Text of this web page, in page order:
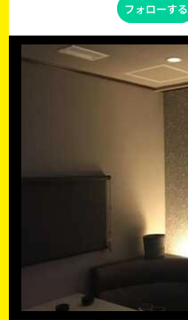
フォローする